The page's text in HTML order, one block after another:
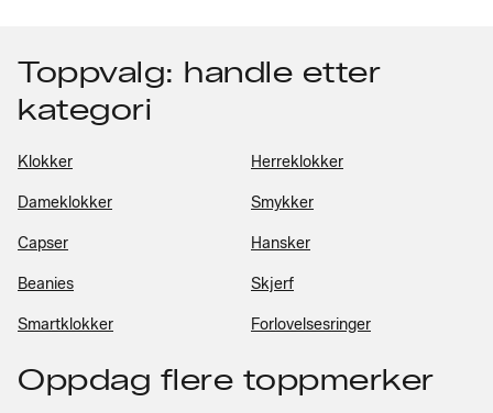
Toppvalg: handle etter
kategori
Klokker Herreklokker
Dameklokker Smykker
Capser Hansker
Beanies Skjerf
Smartklokker Forlovelsesringer
Oppdag flere toppmerker